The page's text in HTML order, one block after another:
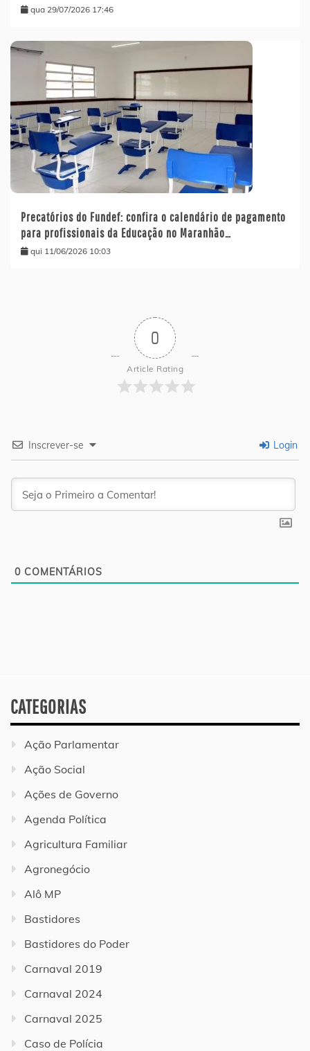
qua 29/07/2026 17:46
Precatórios do Fundef: confira o calendário de pagamento
para profissionais da Educação no Maranhão…
qui 11/06/2026 10:03
0
Article Rating
Inscrever-se Login
0 COMENTÁRIOS
CATEGORIAS
Ação Parlamentar
Ação Social
Ações de Governo
Agenda Política
Agricultura Familiar
Agronegócio
Alô MP
Bastidores
Bastidores do Poder
Carnaval 2019
Carnaval 2024
Carnaval 2025
Caso de Polícia